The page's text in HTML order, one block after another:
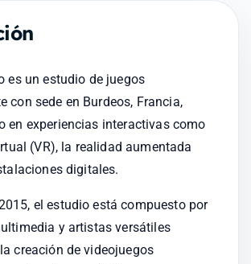
es un estudio de juegos
con sede en Burdeos, Francia,
en experiencias interactivas como
(VR), la realidad aumentada
digitales.
el estudio está compuesto por
y artistas versátiles
creación de videojuegos